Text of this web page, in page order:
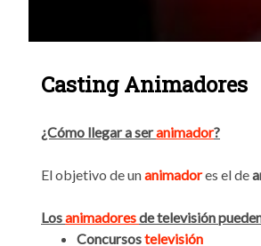
Casting Animadores
¿Cómo llegar a seranimador?
El objetivo de unanimadores el de
Losanimadoresde televisión
Concursostelevisión